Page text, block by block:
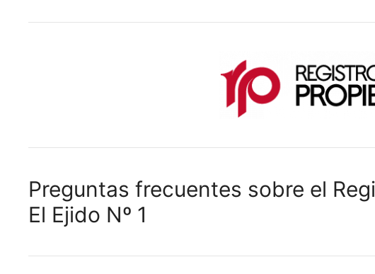
Preguntas frecuentes sobre el
El Ejido Nº 1